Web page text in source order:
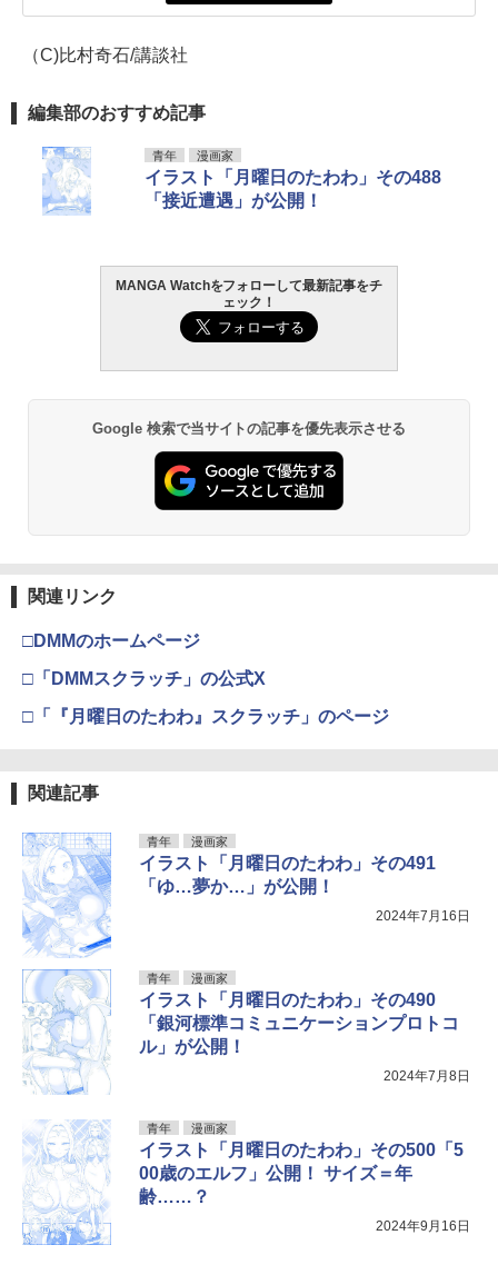
（C)比村奇石/講談社
編集部のおすすめ記事
青年 漫画家
イラスト「月曜日のたわわ」その488
「接近遭遇」が公開！
MANGA Watchをフォローして最新記事をチ
ェック！
Google 検索で当サイトの記事を優先表示させる
関連リンク
□DMMのホームページ
□「DMMスクラッチ」の公式X
□「『月曜日のたわわ』スクラッチ」のページ
関連記事
青年 漫画家
イラスト「月曜日のたわわ」その491
「ゆ…夢か…」が公開！
2024年7月16日
青年 漫画家
イラスト「月曜日のたわわ」その490
「銀河標準コミュニケーションプロトコ
ル」が公開！
2024年7月8日
青年 漫画家
イラスト「月曜日のたわわ」その500「5
00歳のエルフ」公開！ サイズ＝年
齢……？
2024年9月16日